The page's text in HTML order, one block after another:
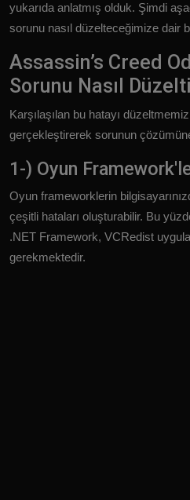
yukarıda anlatmış olduk. Şimdi
sorunu nasıl düzelteceğimize dair
Assassin’s Creed
Sorunu Nasıl
Karşılaşılan bu hatayı
gerçekleştirerek sorunun
1-) Oyun
Oyun frameworklerin
çeşitli hataları oluşturabilir. Bu
.NET Framework, VCRedist
gerekmektedir.